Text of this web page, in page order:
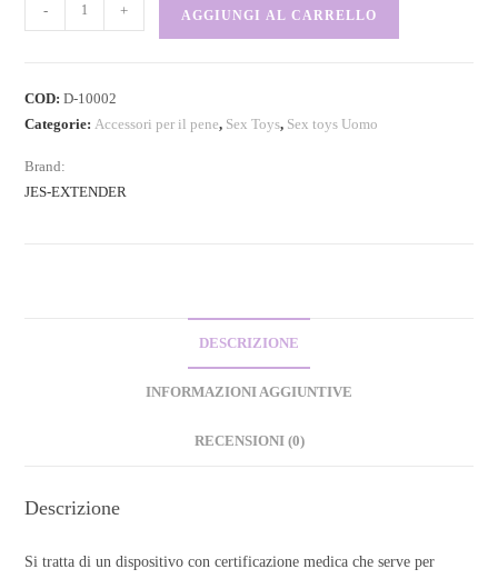
- + AGGIUNGI AL CARRELLO
COD:D-10002
Categorie: Accessori per il pene, Sex Toys, Sex toys Uomo
Brand:
JES-EXTENDER
DESCRIZIONE
INFORMAZIONI AGGIUNTIVE
RECENSIONI (0)
Descrizione
Si tratta di un dispositivo con certificazione medica che serve per